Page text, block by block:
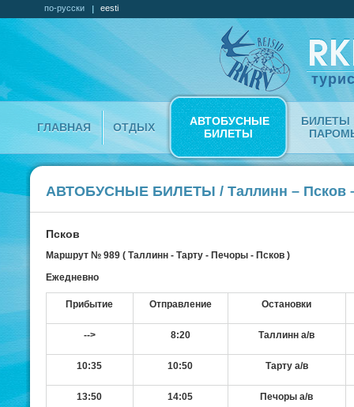
по-русски eesti
ГЛАВНАЯ ОТДЫХ
АВТОБУСНЫЕ
БИЛЕТЫ
БИЛЕТЫ
АВТОБУСНЫЕ БИЛЕТЫ / Таллинн – Псков
Псков
Маршрут № 989 ( Таллинн - Tарту - Печоры - Псков )
Ежедневно
Прибытие Отправление Остановки
--> 8:20 Таллинн а/в
10:35 10:50 Тарту а/в
13:50 14:05 Печоры а/в